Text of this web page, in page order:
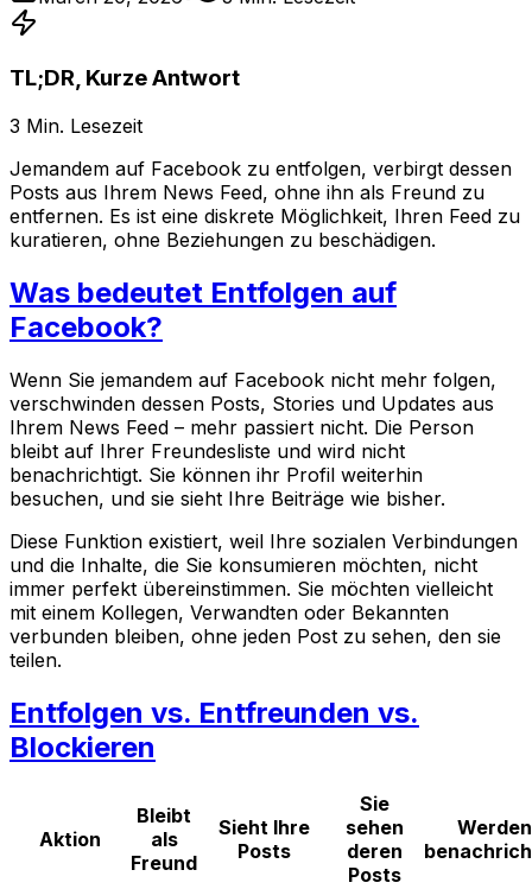
TL;DR, Kurze Antwort
3 Min. Lesezeit
Jemandem auf Facebook zu entfolgen, verbirgt dessen
Posts aus Ihrem News Feed, ohne ihn als Freund zu
entfernen. Es ist eine diskrete Möglichkeit, Ihren Feed zu
kuratieren, ohne Beziehungen zu beschädigen.
Was bedeutet Entfolgen auf
Facebook?
Wenn Sie jemandem auf Facebook nicht mehr folgen,
verschwinden dessen Posts, Stories und Updates aus
Ihrem News Feed – mehr passiert nicht. Die Person
bleibt auf Ihrer Freundesliste und wird nicht
benachrichtigt. Sie können ihr Profil weiterhin
besuchen, und sie sieht Ihre Beiträge wie bisher.
Diese Funktion existiert, weil Ihre sozialen Verbindungen
und die Inhalte, die Sie konsumieren möchten, nicht
immer perfekt übereinstimmen. Sie möchten vielleicht
mit einem Kollegen, Verwandten oder Bekannten
verbunden bleiben, ohne jeden Post zu sehen, den sie
teilen.
Entfolgen vs. Entfreunden vs.
Blockieren
Aktion
Bleibt
als
Freund
Sieht Ihre
Posts
Sie
sehen
deren
Posts
Werden